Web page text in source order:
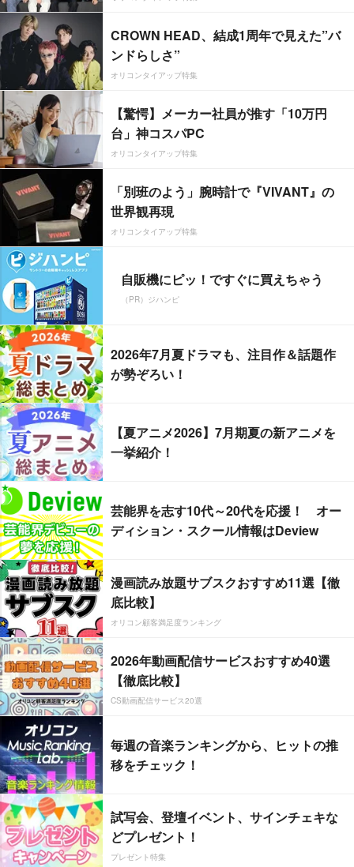
CROWN HEAD、結成1周年で見えた”バ
ンドらしさ”
オリコンタイアップ特集
【驚愕】メーカー社員が推す「10万円
台」神コスパPC
オリコンタイアップ特集
「別班のよう」腕時計で『VIVANT』の
世界観再現
オリコンタイアップ特集
自販機にピッ！ですぐに買えちゃう
（PR）ジハンピ
2026年7月夏ドラマも、注目作＆話題作
が勢ぞろい！
【夏アニメ2026】7月期夏の新アニメを
一挙紹介！
芸能界を志す10代～20代を応援！ オー
ディション・スクール情報はDeview
漫画読み放題サブスクおすすめ11選【徹
底比較】
オリコン顧客満足度ランキング
2026年動画配信サービスおすすめ40選
【徹底比較】
CS動画配信サービス20選
毎週の音楽ランキングから、ヒットの推
移をチェック！
試写会、登壇イベント、サインチェキな
どプレゼント！
プレゼント特集